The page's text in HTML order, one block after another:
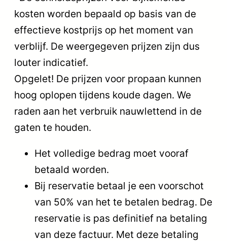
kosten worden bepaald op basis van de
effectieve kostprijs op het moment van
verblijf. De weergegeven prijzen zijn dus
louter indicatief.
Opgelet! De prijzen voor propaan kunnen
hoog oplopen tijdens koude dagen. We
raden aan het verbruik nauwlettend in de
gaten te houden.
Het volledige bedrag moet vooraf
betaald worden.
Bij reservatie betaal je een voorschot
van 50% van het te betalen bedrag. De
reservatie is pas definitief na betaling
van deze factuur. Met deze betaling